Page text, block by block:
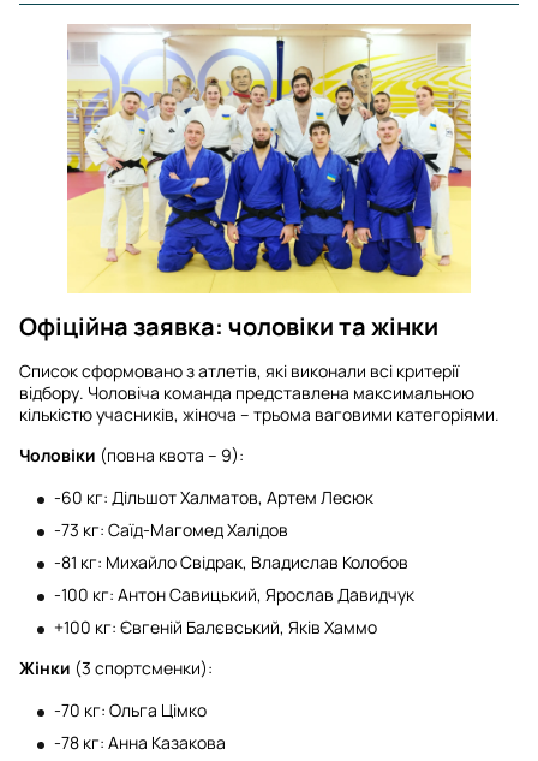
Офіційна заявка: чоловіки та жінки
Список сформовано з атлетів, які виконали всі критерії
відбору. Чоловіча команда представлена максимальною
кількістю учасників, жіноча – трьома ваговими категоріями.
Чоловіки (повна квота – 9):
-60 кг: Дільшот Халматов, Артем Лесюк
-73 кг: Саїд-Магомед Халідов
-81 кг: Михайло Свідрак, Владислав Колобов
-100 кг: Антон Савицький, Ярослав Давидчук
+100 кг: Євгеній Балєвський, Яків Хаммо
Жінки (3 спортсменки):
-70 кг: Ольга Цімко
-78 кг: Анна Казакова